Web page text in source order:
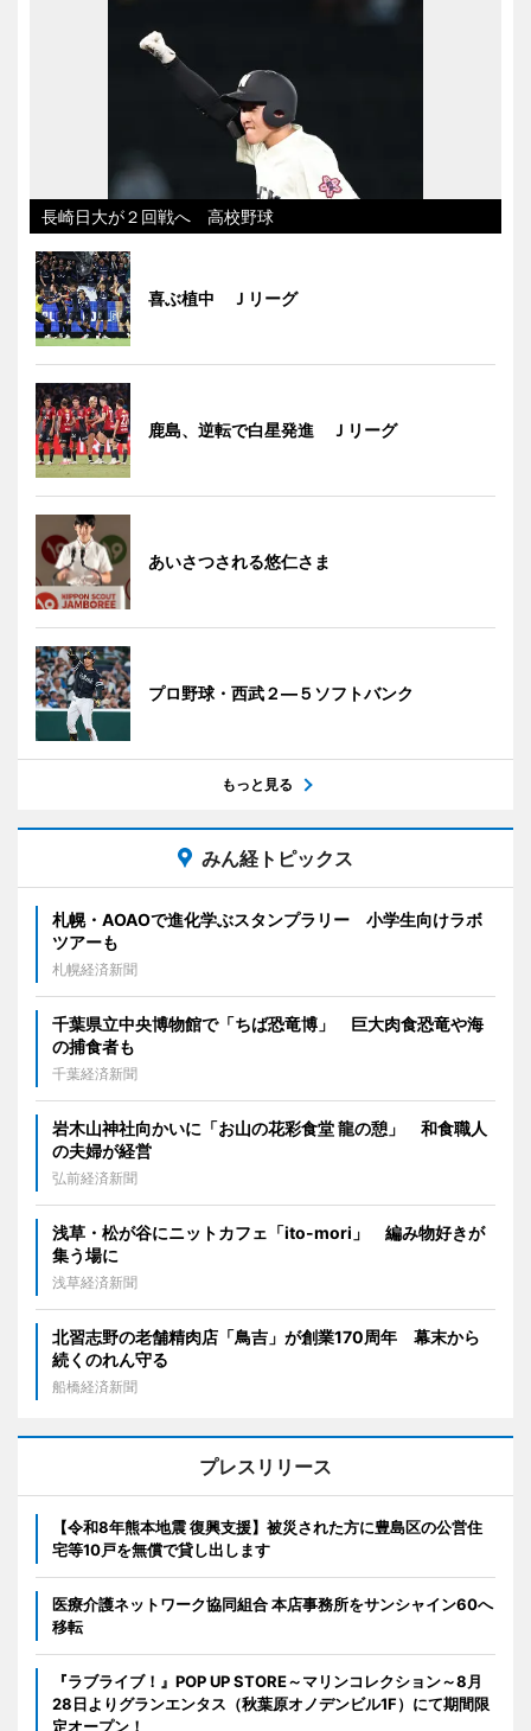
長崎日大が２回戦へ 高校野球
喜ぶ植中 Ｊリーグ
鹿島、逆転で白星発進 Ｊリーグ
あいさつされる悠仁さま
プロ野球・西武２―５ソフトバンク
もっと見る
みん経トピックス
札幌・AOAOで進化学ぶスタンプラリー 小学生向けラボ
ツアーも
札幌経済新聞
千葉県立中央博物館で「ちば恐竜博」 巨大肉食恐竜や海
の捕食者も
千葉経済新聞
岩木山神社向かいに「お山の花彩食堂 龍の憩」 和食職人
の夫婦が経営
弘前経済新聞
浅草・松が谷にニットカフェ「ito-mori」 編み物好きが
集う場に
浅草経済新聞
北習志野の老舗精肉店「鳥吉」が創業170周年 幕末から
続くのれん守る
船橋経済新聞
プレスリリース
【令和8年熊本地震 復興支援】被災された方に豊島区の公営住
宅等10戸を無償で貸し出します
医療介護ネットワーク協同組合 本店事務所をサンシャイン60へ
移転
『ラブライブ！』POP UP STORE～マリンコレクション～8月
28日よりグランエンタス（秋葉原オノデンビル1F）にて期間限
定オープン！